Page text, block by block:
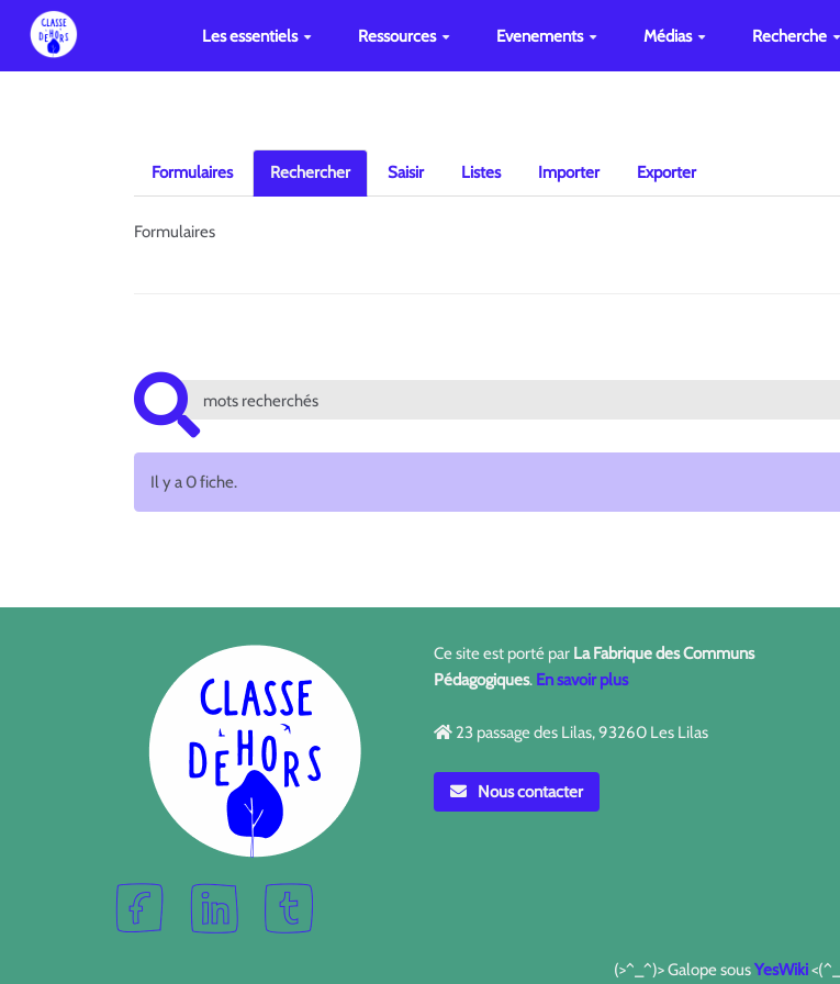
Les essentiels Ressources Evenements Médias Recherche
Formulaires Rechercher Saisir Listes Importer Exporter
Formulaires
Il y a 0 fiche.
Ce site est porté par La Fabrique des Communs
Pédagogiques. En savoir plus
23 passage des Lilas, 93260 Les Lilas
Nous contacter
(>^_^)> Galope sousYesWiki